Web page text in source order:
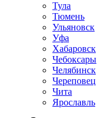
Тула
Тюмень
Ульяновск
Уфа
Хабаровск
Чебоксары
Челябинск
Череповец
Чита
Ярославль